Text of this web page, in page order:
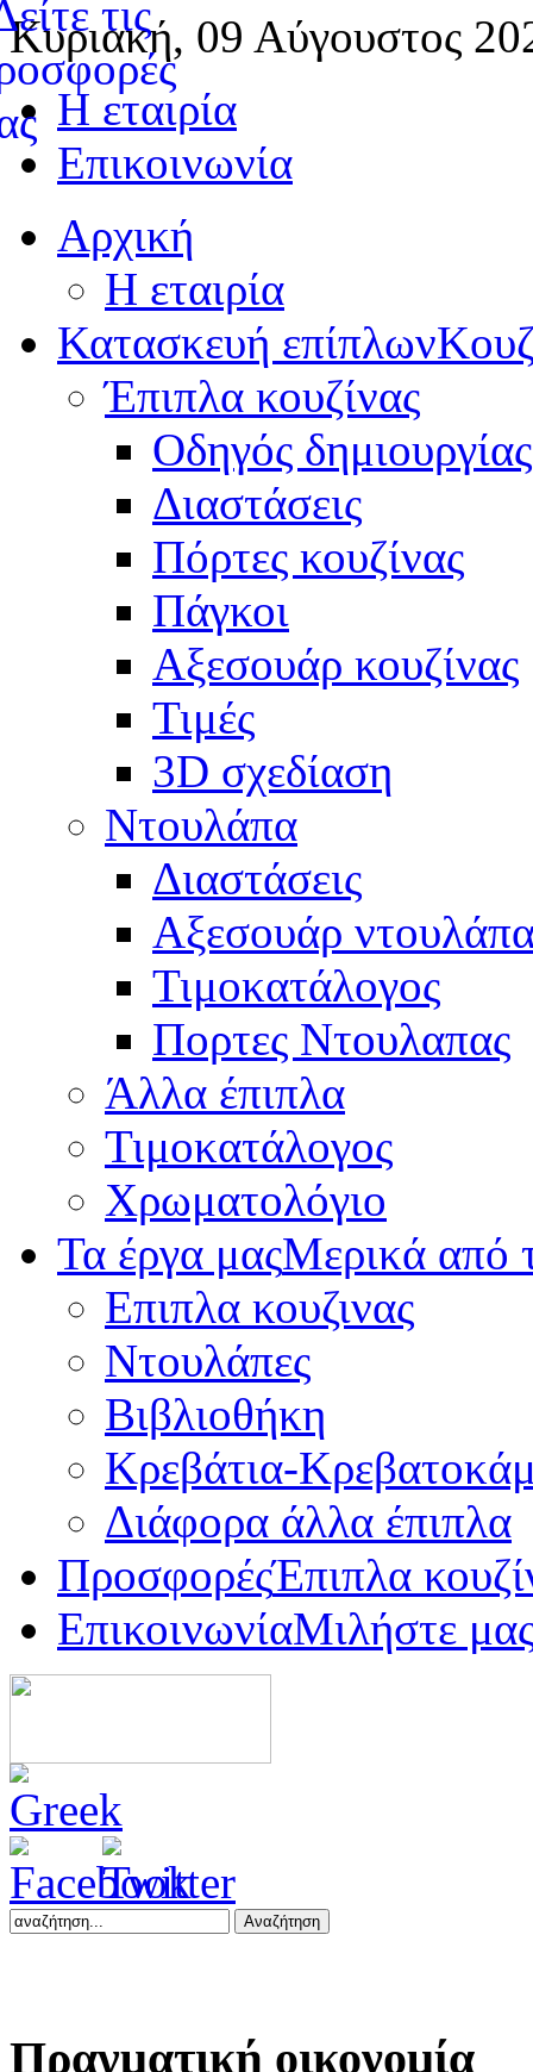
Κυριακή, 09 Αύγουστος
Η εταιρία
Επικοινωνία
Αρχική
Η εταιρία
Κατασκευή επίπλων
Έπιπλα κουζίνας
Οδηγός δημιουργίας
Διαστάσεις
Πόρτες κουζίνας
Πάγκοι
Αξεσουάρ κουζίνας
Τιμές
3D σχεδίαση
Ντουλάπα
Διαστάσεις
Αξεσουάρ
Τιμοκατάλογος
Πορτες Ντουλαπας
Άλλα έπιπλα
Τιμοκατάλογος
Χρωματολόγιο
Τα έργα μαςΜερικά από
Επιπλα κουζινας
Ντουλάπες
Βιβλιοθήκη
Κρεβάτια-
Διάφορα άλλα έπιπλα
ΠροσφορέςΈπιπλα
ΕπικοινωνίαΜιλήστε
Αναζήτηση
Πραγματική οικονομία